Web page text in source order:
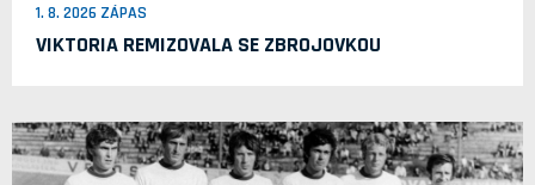
1. 8. 2026 ZÁPAS
VIKTORIA REMIZOVALA SE ZBROJOVKOU